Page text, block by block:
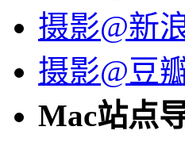
摄影@新
摄影@豆
Mac站点